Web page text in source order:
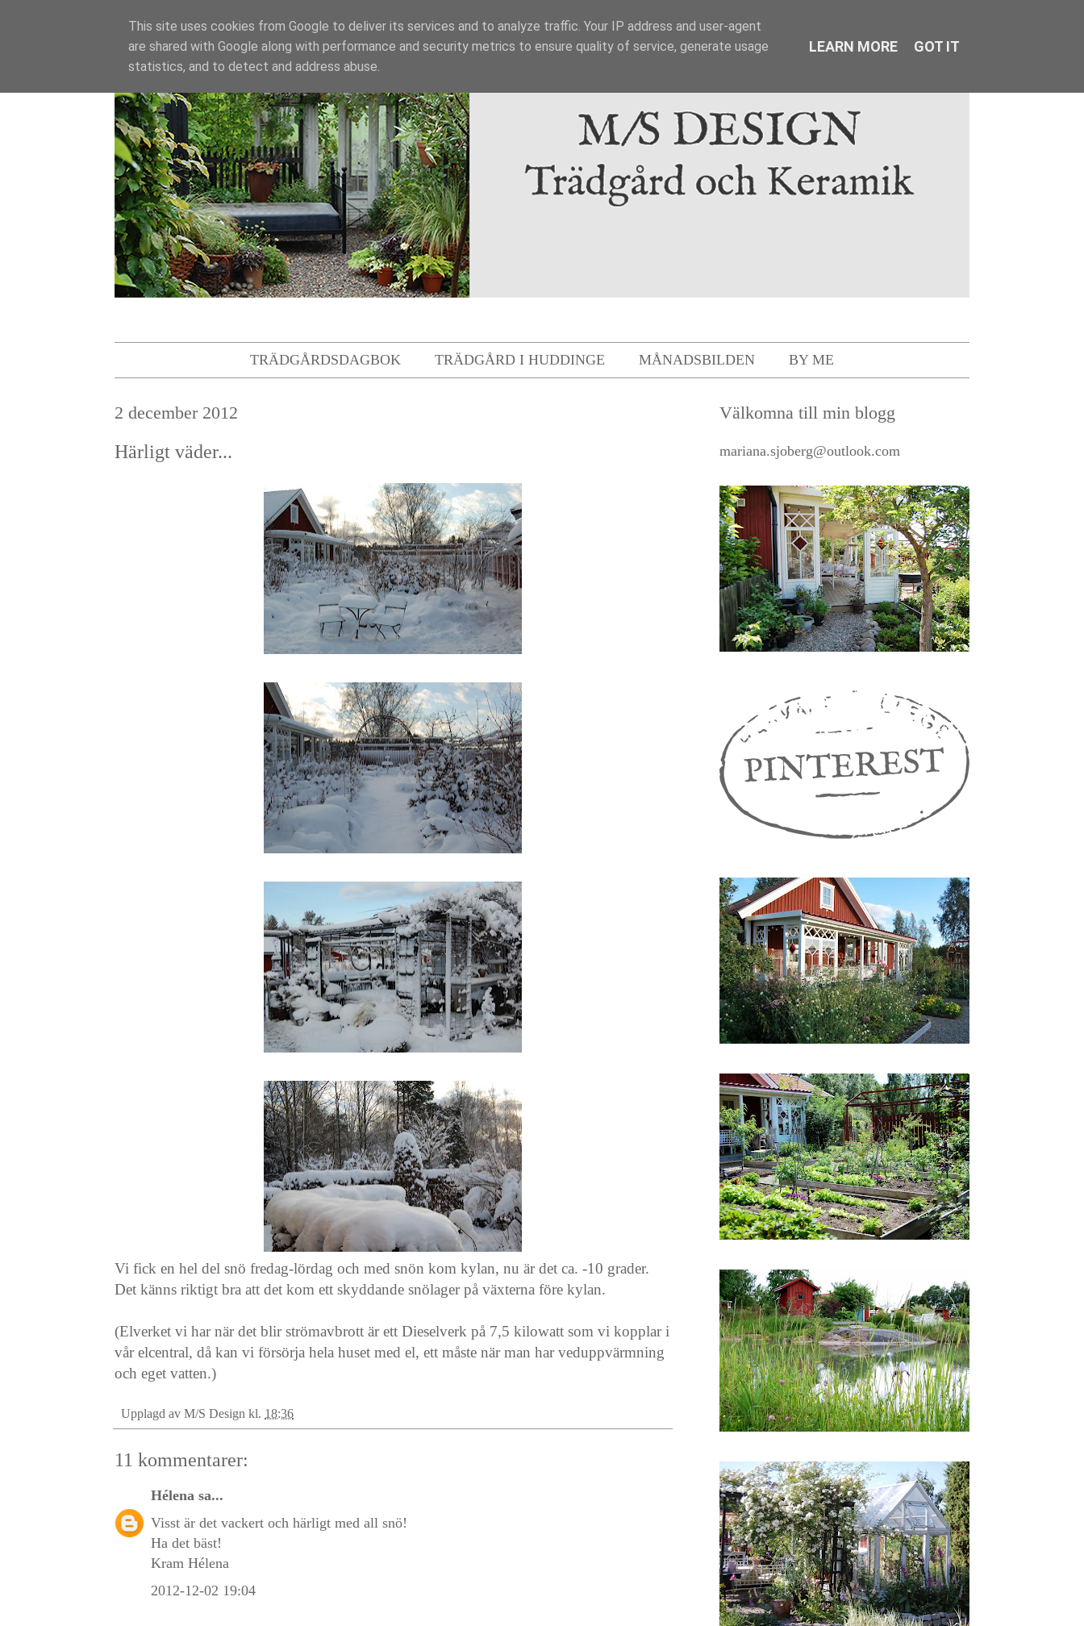
TRÄDGÅRDSDAGBOK TRÄDGÅRD I HUDDINGE MÅNADSBILDEN BY ME
2 december 2012
Härligt väder...
Vi fick en hel del snö fredag-lördag och med snön kom kylan, nu är det ca. -10 grader.
Det känns riktigt bra att det kom ett skyddande snölager på växterna före kylan.
(Elverket vi har när det blir strömavbrott är ett Dieselverk på 7,5 kilowatt som vi kopplar i
vår elcentral, då kan vi försörja hela huset med el, ett måste när man har veduppvärmning
och eget vatten.)
Upplagd av M/S Design kl. 18:36
11 kommentarer:
Hélena sa...
Visst är det vackert och härligt med all snö!
Ha det bäst!
Kram Hélena
2012-12-02 19:04
Välkomna till min blogg
mariana.sjoberg@outlook.com
This site uses cookies from Google to deliver its services and to analyze traffic. Your IP address and user-agent
are shared with Google along with performance and security metrics to ensure quality of service, generate usage
statistics, and to detect and address abuse.
LEARN MORE GOT IT